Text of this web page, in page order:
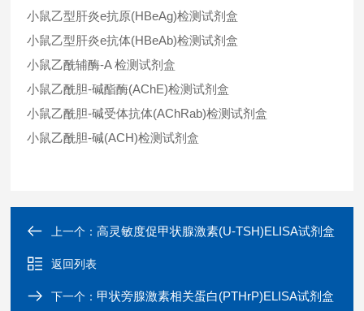
小鼠乙型肝炎e抗原(HBeAg)检测试剂盒
小鼠乙型肝炎e抗体(HBeAb)检测试剂盒
小鼠乙酰辅酶-A 检测试剂盒
小鼠乙酰胆-碱酯酶(AChE)检测试剂盒
小鼠乙酰胆-碱受体抗体(AChRab)检测试剂盒
小鼠乙酰胆-碱(ACH)检测试剂盒
上一个：高灵敏度促甲状腺激素(U-TSH)ELISA试剂盒
返回列表
下一个： 甲状旁腺激素相关蛋白(PTHrP)ELISA试剂盒